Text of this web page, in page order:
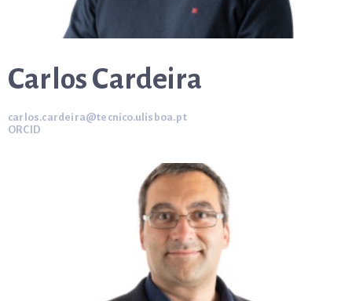
Carlos Cardeira
carlos.cardeira@tecnico.ulisboa.pt
ORCID